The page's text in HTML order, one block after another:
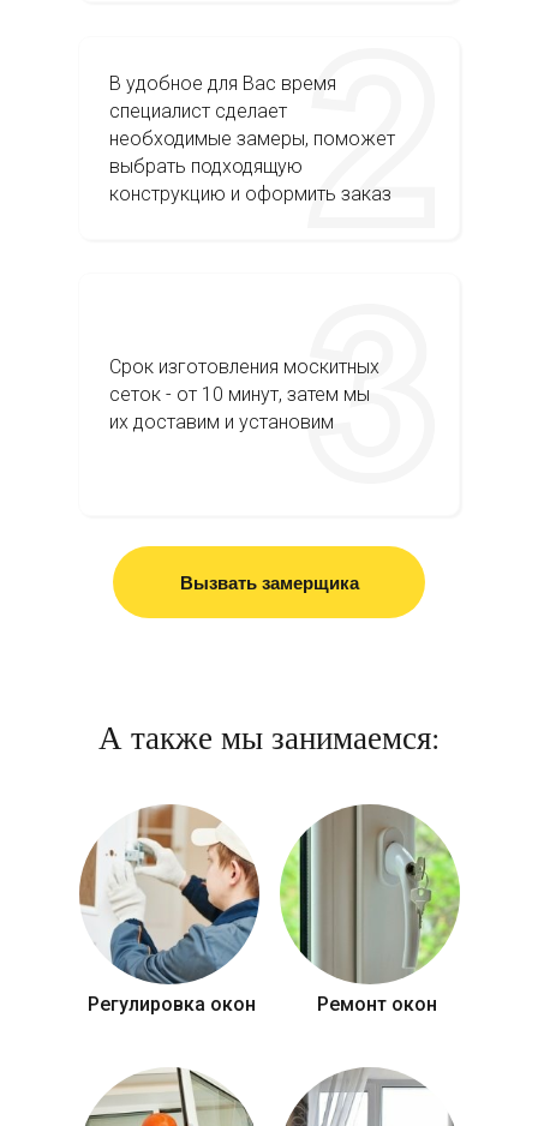
В удобное для Вас время
специалист сделает
необходимые замеры, поможет
выбрать подходящую
конструкцию и оформить заказ
Срок изготовления москитных
сеток - от 10 минут, затем мы
их доставим и установим
Вызвать замерщика
А также мы занимаемся:
Регулировка окон Ремонт окон